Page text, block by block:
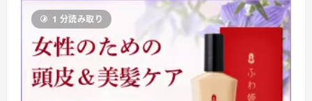
ら
に
読
む
口
コ
ミ
レ
ビ
ュ
ー：
効
果
1 分読み取り